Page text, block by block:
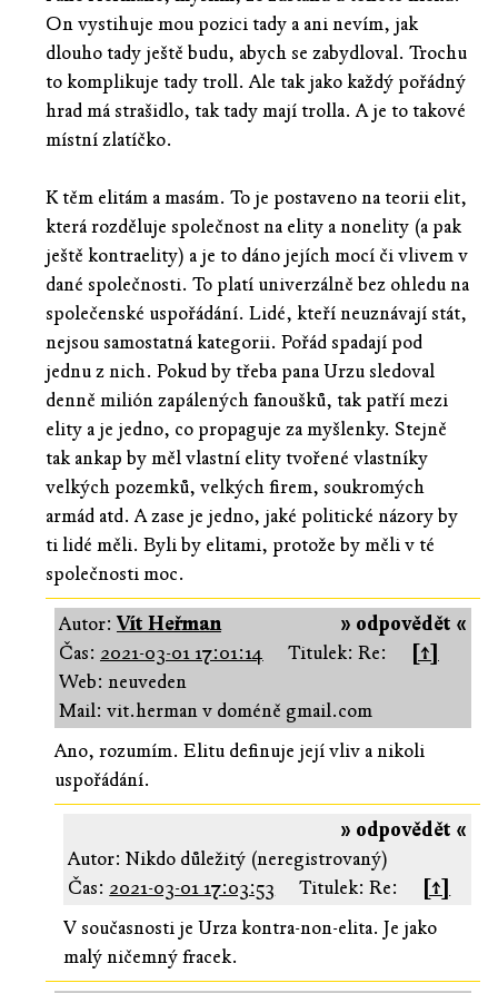
On vystihuje mou pozici tady a ani nevím, jak
dlouho tady ještě budu, abych se zabydloval. Trochu
to komplikuje tady troll. Ale tak jako každý pořádný
hrad má strašidlo, tak tady mají trolla. A je to takové
místní zlatíčko.
K těm elitám a masám. To je postaveno na teorii elit,
která rozděluje společnost na elity a nonelity (a pak
ještě kontraelity) a je to dáno jejích mocí či vlivem v
dané společnosti. To platí univerzálně bez ohledu na
společenské uspořádání. Lidé, kteří neuznávají stát,
nejsou samostatná kategorii. Pořád spadají pod
jednu z nich. Pokud by třeba pana Urzu sledoval
denně milión zapálených fanoušků, tak patří mezi
elity a je jedno, co propaguje za myšlenky. Stejně
tak ankap by měl vlastní elity tvořené vlastníky
velkých pozemků, velkých firem, soukromých
armád atd. A zase je jedno, jaké politické názory by
ti lidé měli. Byli by elitami, protože by měli v té
společnosti moc.
» odpovědět «
Autor:Vít Heřman
Čas: 2021-03-01 17:01:14 Titulek: Re:
[↑]
Web: neuveden
Mail: vit.herman v doméně gmail.com
Ano, rozumím. Elitu definuje její vliv a nikoli
uspořádání.
» odpovědět «
Autor: Nikdo důležitý (neregistrovaný)
Čas: 2021-03-01 17:03:53 Titulek: Re:
[↑]
V současnosti je Urza kontra-non-elita. Je jako
malý ničemný fracek.